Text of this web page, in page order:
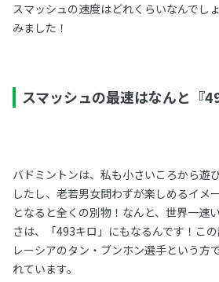
スマッシュの速度はどれくらいなんでし
みました！
スマッシュの最速はなんと『
バドミントンは、私も小さいころから遊
したし、老若男女問わずが楽しめるイメ
となると全くの別物！なんと、世界一速
さは、「493キロ」にもなるんです！こ
レーシアのタン・ブンホン選手という方
れています。